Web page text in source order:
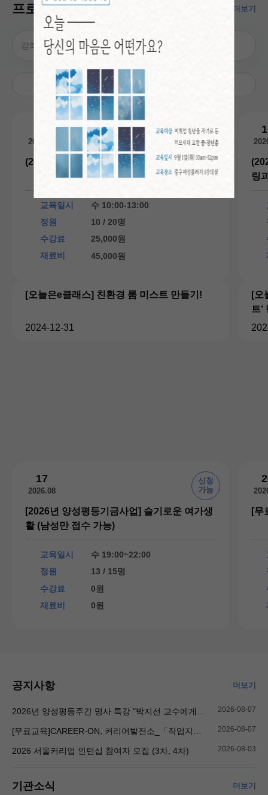
프로그램 안내 더보기
정규강좌 온라인강좌
2026.08
신청
가능
(2026-3) 집에서 즐기는 라틴&하와이안 푸드
교육일시
수 10:00-13:00
정원
10 / 20명
수강료
25,000원
재료비
45,000원
링
[오늘은e클래스] 친환경 룸 미스트 만들기!
2024-12-31
[오
트‘
17
2026.08
신청
가능
[2026년 양성평등기금사업] 슬기로운 여가생
활 (남성만 접수 가능)
교육일시
수 19:00~22:00
정원
13 / 15명
수강료
0원
재료비
0원
[무
공지사항 더보기
2026년 양성평등주간 명사 특강 "박지선 교수에게 듣는 스토킹 범죄자의 심리적 특성 이해 및 안전한 일상 만들기" 참여 접수 안내 2026-08-07
[무료교육]CAREER-ON, 커리어발전소_「작업지시서 이해 및 작성법」 참여자 모집 2026-08-07
2026 서울커리업 인턴십 참여자 모집 (3차, 4차) 2026-08-03
기관소식 더보기